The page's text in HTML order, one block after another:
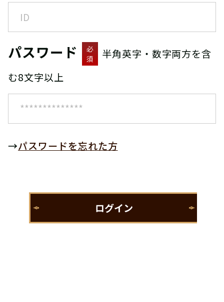
パスワード
必
須
半角英字・数字両方を含
む8文字以上
→パスワードを忘れた方